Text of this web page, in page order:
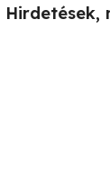
Hirdetések,